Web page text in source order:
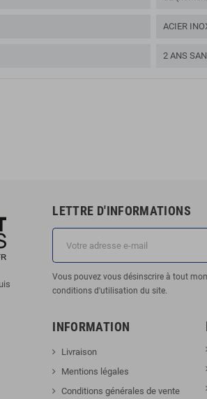
ACIER
2 ANS
LETTRE D'INFORMATIONS
Vous pouvez vous désinscrire à tout
conditions d'utilisation du site.
INFORMATION
Livraison
Mentions légales
Conditions générales de vente